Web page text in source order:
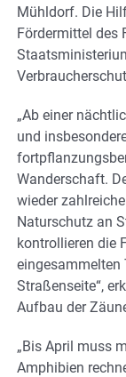
Mühldorf. Die
Fördermittel des
„Ab einer
und
Wanderschaft.
wieder
Naturschutz an
kontrollieren die
eingesammelten
Straßenseite“,
Aufbau der
„Bis April muss
Amphibien